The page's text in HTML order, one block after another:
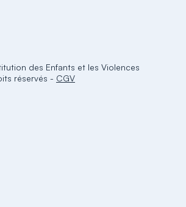
des Enfants et les Violences
réservés - CGV